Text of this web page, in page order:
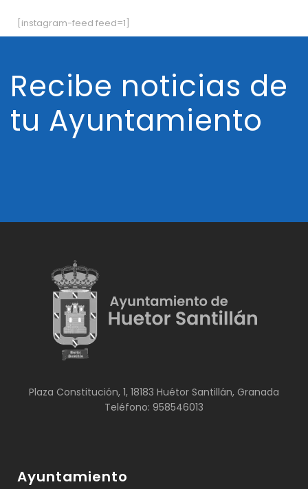
[instagram-feed feed=1]
Recibe noticias de
tu Ayuntamiento
Plaza Constitución, 1, 18183 Huétor Santillán, Granada
Teléfono: 958546013
Ayuntamiento